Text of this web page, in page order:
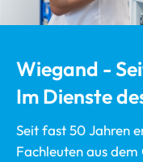
Wiegand -
Im Dienste
Seit fast 50 Jahren
Fachleuten aus